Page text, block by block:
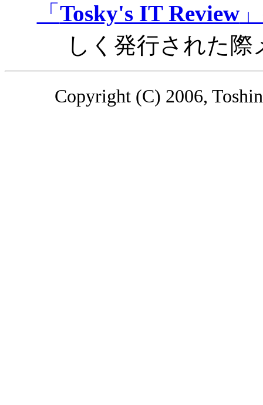
「 Tosky's IT Review
しく発行された
Copyright (C) 2006,